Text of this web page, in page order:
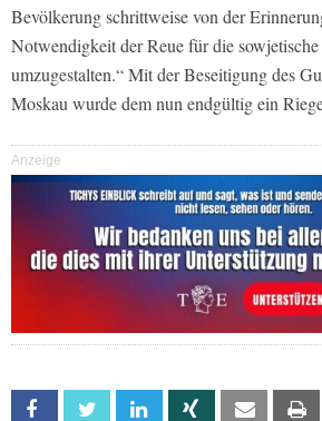
Bevölkerung schrittweise von der
Notwendigkeit der Reue für die
umzugestalten.“ Mit der Beseitigung des
Moskau wurde dem nun endgültig ein
Anzeige
Facebook Twitter Linkedin Xing Email